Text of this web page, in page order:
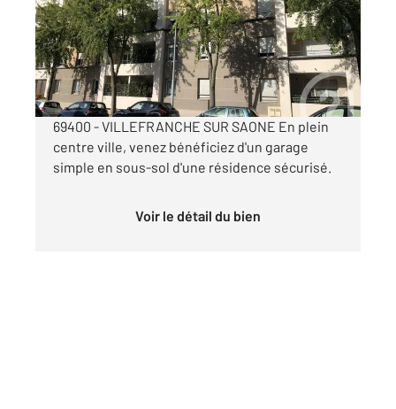
Parking à louer
97 €
par mois charges comprises
69400 - VILLEFRANCHE SUR SAONE En plein
centre ville, venez bénéficiez d'un garage
simple en sous-sol d'une résidence sécurisé.
Voir le détail du bien